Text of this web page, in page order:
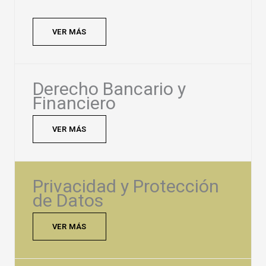
VER MÁS
Derecho Bancario y
Financiero
VER MÁS
Privacidad y Protección
de Datos
VER MÁS